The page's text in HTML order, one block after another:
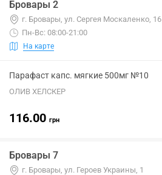
Бровары 2
г. Бровары, ул. Сергея Москаленко, 16
Пн-Вс: 08:00-21:00
На карте
Парафаст капс. мягкие 500мг №10
ОЛИВ ХЕЛСКЕР
116.00 грн
Бровары 7
г. Бровары, ул. Героев Украины, 1